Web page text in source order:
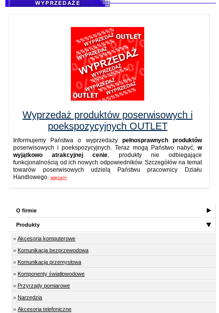
Wyprzedaż produktów poserwisowych i
poekspozycyjnych OUTLET
Informujemy Państwa o wyprzedaży pełnosprawnych produktów
poserwisowych i poekspozycyjnych. Teraz mogą Państwo nabyć, w
wyjątkowo atrakcyjnej cenie, produkty nie odbiegające
funkcjonalnością od ich nowych odpowiedników. Szczegółów na temat
towarów poserwisowych udzielą Państwu pracownicy Działu
Handlowego.więcej»
O firmie
Produkty
Akcesoria komputerowe
Komunikacja bezprzewodowa
Komunikacja przemysłowa
Komponenty światłowodowe
Przyrządy pomiarowe
Narzędzia
Akcesoria telefoniczne